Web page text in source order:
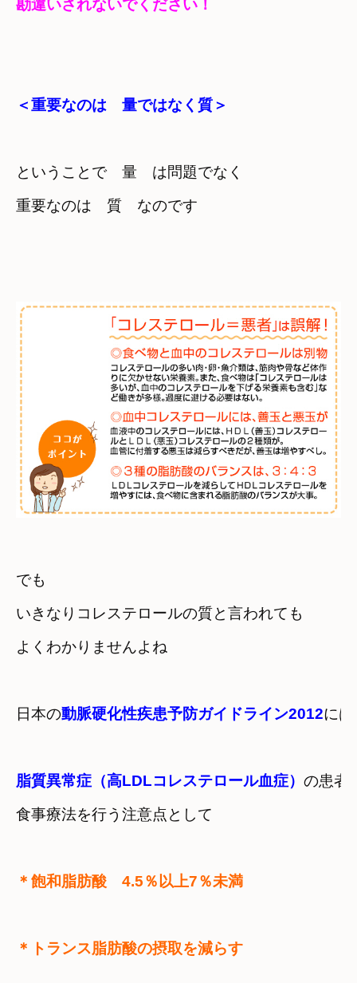
勘違いされないでください！
＜重要なのは　量ではなく質＞
ということで　量　は問題でなく
でも
いきなりコレステロールの質と言われても
よくわかりませんよね
日本の動脈硬化性疾患予防ガイドライン2012には
脂質異常症（高LDLコレステロール血症） の患者
食事療法を行う注意点として
＊トランス脂肪酸の摂取を減らす